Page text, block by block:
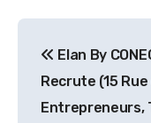
de
l’article
Elan By
Recrute (15
Entrepreneurs,